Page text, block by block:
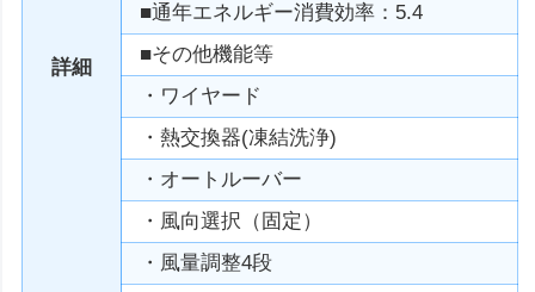
詳細
■通年エネルギー消費効率：5.4
■その他機能等
・ワイヤード
・熱交換器(凍結洗浄)
・オートルーバー
・風向選択（固定）
・風量調整4段